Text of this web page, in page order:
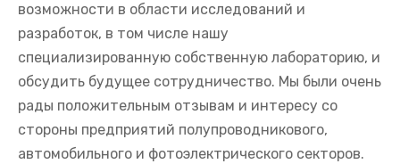
возможности в области исследований и
разработок, в том числе нашу
специализированную собственную лабораторию, и
обсудить будущее сотрудничество. Мы были очень
рады положительным отзывам и интересу со
стороны предприятий полупроводникового,
автомобильного и фотоэлектрического секторов.